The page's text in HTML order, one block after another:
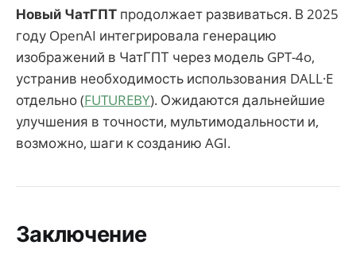
Новый ЧатГПТ продолжает развиваться. В 2025
году OpenAI интегрировала генерацию
изображений в ЧатГПТ через модель GPT-4o,
устранив необходимость использования DALL·E
отдельно (FUTUREBY). Ожидаются дальнейшие
улучшения в точности, мультимодальности и,
возможно, шаги к созданию AGI.
Заключение